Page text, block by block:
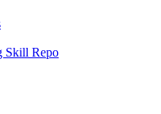
Skill Repo